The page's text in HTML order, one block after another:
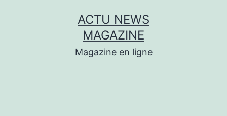
ACTU NEWS
MAGAZINE
Magazine en ligne